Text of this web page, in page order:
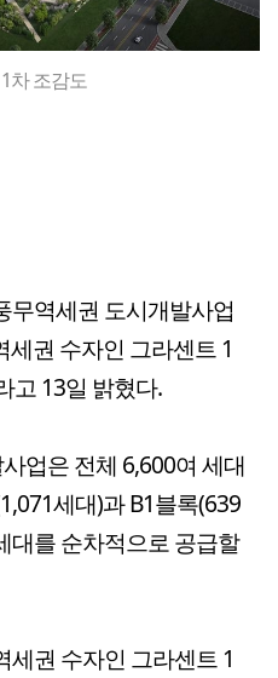
차 조감도
무역세권 도시개발사업
권 수자인 그라센트 1
고 13일 밝혔다.
업은 전체 6,600여 세대
세대)과 B1블록(639
대를 순차적으로 공급할
세권 수자인 그라센트 1